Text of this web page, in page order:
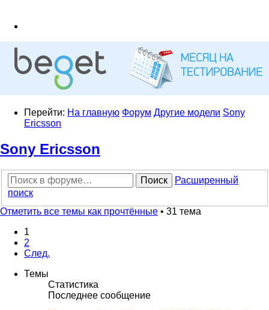
Перейти: На главную Форум Другие модели Sony
Ericsson
Sony Ericsson
Поиск
Расширенный
поиск
Отметить все темы как прочтённые • 31 тема
1
2
След.
Темы
Статистика
Последнее сообщение